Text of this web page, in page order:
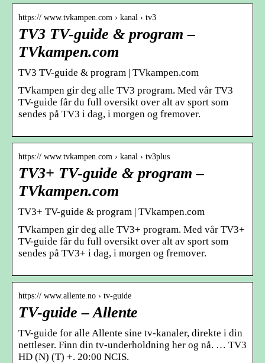
https:// www.tvkampen.com › kanal › tv3
TV3 TV-guide & program –
TVkampen.com
TV3 TV-guide & program | TVkampen.com
TVkampen gir deg alle TV3 program. Med vår TV3
TV-guide får du full oversikt over alt av sport som
sendes på TV3 i dag, i morgen og fremover.
https:// www.tvkampen.com › kanal › tv3plus
TV3+ TV-guide & program –
TVkampen.com
TV3+ TV-guide & program | TVkampen.com
TVkampen gir deg alle TV3+ program. Med vår TV3+
TV-guide får du full oversikt over alt av sport som
sendes på TV3+ i dag, i morgen og fremover.
https:// www.allente.no › tv-guide
TV-guide – Allente
TV-guide for alle Allente sine tv-kanaler, direkte i din
nettleser. Finn din tv-underholdning her og nå. … TV3
HD (N) (T) +. 20:00 NCIS.